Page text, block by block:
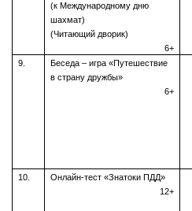
(к Международному дню
шахмат)
(Читающий дворик)
6+
9.
Беседа – игра «Путешествие
в страну дружбы»
6+
10.
Онлайн-тест «Знатоки ПДД»
12+